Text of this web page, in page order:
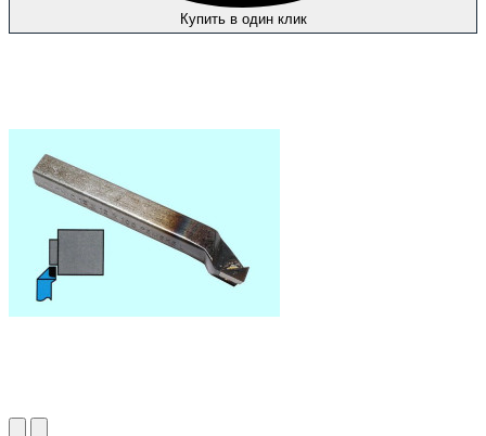
Купить в один клик